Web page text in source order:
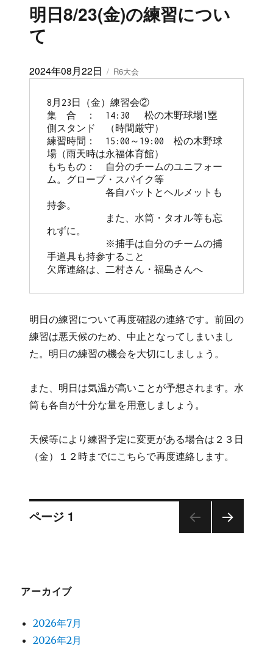
明日8/23(金)の練習につい
て
投
稿
2024年08月22日
カ
テ
リ
ー
R6大会
8月23日（金）練習会②
集　合　：　14:30　 松の木野球場1塁
側スタンド　（時間厳守）
練習時間：　15:00～19:00　松の木野球
場（雨天時は永福体育館）
もちもの：　自分のチームのユニフォー
ム。グローブ・スパイク等
各自バットとヘルメットも
持参。
また、水筒・タオル等も忘
れずに。
※捕手は自分のチームの捕
手道具も持参すること
欠席連絡は、二村さん・福島さんへ
明日の練習について再度確認の連絡です。前回の
練習は悪天候のため、中止となってしまいまし
た。明日の練習の機会を大切にしましょう。
また、明日は気温が高いことが予想されます。水
筒も各自が十分な量を用意しましょう。
天候等により練習予定に変更がある場合は２３日
（金）１２時までにこちらで再度連絡します。
投
ゲ
ページ 1
アーカイブ
2026年7月
2026年2月